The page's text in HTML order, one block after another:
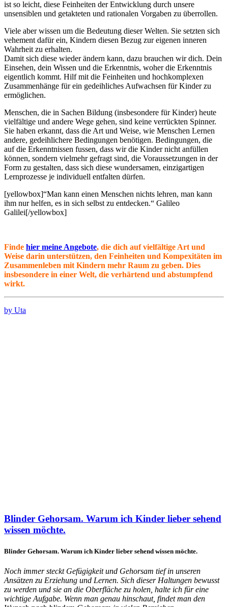
ist so leicht, diese Feinheiten der Entwicklung durch unsere
unsensiblen und getakteten und rationalen Vorgaben zu überrollen.
Viele aber wissen um die Bedeutung dieser Welten. Sie setzten sich
vehement dafür ein, Kindern diesen Bezug zur eigenen inneren
Wahrheit zu erhalten.
Damit sich diese wieder ändern kann, dazu brauchen wir dich. Dein
Einsehen, dein Wissen und die Erkenntnis, woher die Erkenntnis
eigentlich kommt. Hilf mit die Feinheiten und hochkomplexen
Zusammenhänge für ein gedeihliches Aufwachsen für Kinder zu
ermöglichen.
Menschen, die in Sachen Bildung (insbesondere für Kinder) heute
vielfältige und andere Wege gehen, sind keine verrückten Spinner.
Sie haben erkannt, dass die Art und Weise, wie Menschen Lernen
andere, gedeihlichere Bedingungen benötigen. Bedingungen, die
auf die Erkenntnissen fussen, dass wir die Kinder nicht anfüllen
können, sondern vielmehr gefragt sind, die Voraussetzungen in der
Form zu gestalten, dass sich diese wundersamen, einzigartigen
Lernprozesse je individuell entfalten dürfen.
[yellowbox]“Man kann einen Menschen nichts lehren, man kann
ihm nur helfen, es in sich selbst zu entdecken.“ Galileo
Galilei[/yellowbox]
Finde hier meine Angebote, die dich auf vielfältige Art und
Weise darin unterstützen, den Feinheiten und Kompexitäten im
Zusammenleben mit Kindern mehr Raum zu geben. Dies
insbesondere in einer Welt, die verhärtend und abstumpfend
wirkt.
by Uta
Blinder Gehorsam. Warum ich Kinder lieber sehend
wissen möchte.
Blinder Gehorsam. Warum ich Kinder lieber sehend wissen möchte.
Noch immer steckt Gefügigkeit und Gehorsam tief in unseren
Ansätzen zu Erziehung und Lernen. Sich dieser Haltungen bewusst
zu werden und sie an die Oberfläche zu holen, halte ich für eine
wichtige Aufgabe. Wenn man genau hinschaut, findet man den